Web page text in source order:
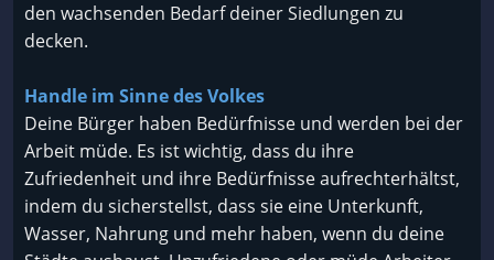
den wachsenden Bedarf deiner Siedlungen zu
decken.
Handle im Sinne des Volkes
Deine Bürger haben Bedürfnisse und werden bei der
Arbeit müde. Es ist wichtig, dass du ihre
Zufriedenheit und ihre Bedürfnisse aufrechterhältst,
indem du sicherstellst, dass sie eine Unterkunft,
Wasser, Nahrung und mehr haben, wenn du deine